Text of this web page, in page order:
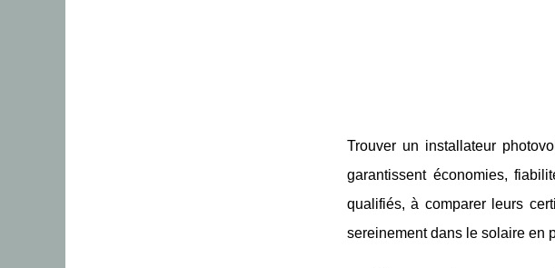
Trouver un installateur
garantissent économies,
qualifiés, à comparer leurs
sereinement dans le solaire en